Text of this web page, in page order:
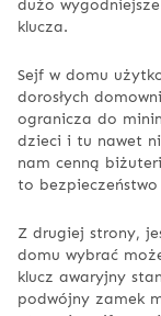
dużo
klucza.
Sejf w domu
dorosłych
ogranicza do
dzieci i tu nawet
nam cenną
to
Z drugiej strony,
domu wybrać
klucz awaryjny
podwójny zamek